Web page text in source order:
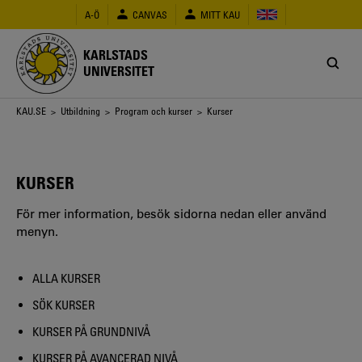
huvudinnehåll
A-Ö CANVAS MITT KAU
KARLSTADS
UNIVERSITET
Länkstig
KAU.SE > Utbildning > Program och kurser > Kurser
KURSER
För mer information, besök sidorna nedan eller använd
menyn.
ALLA KURSER
SÖK KURSER
KURSER PÅ GRUNDNIVÅ
KURSER PÅ AVANCERAD NIVÅ